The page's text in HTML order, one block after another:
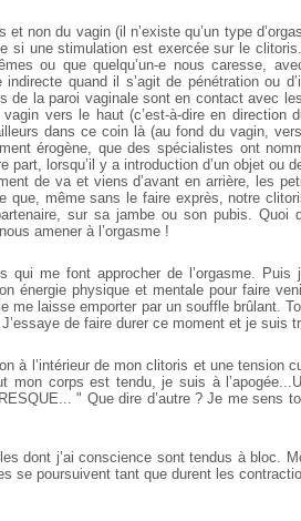
et non du vagin (il n’existe qu’un type
si une stimulation est exercée sur le
ou que quelqu’un-e nous caresse,
quand il s’agit de pénétration ou
de la paroi vaginale sont en contact avec
vagin vers le haut (c’est-à-dire en
dans ce coin là (au fond du vagin,
érogène, que des spécialistes ont
part, lorsqu’il y a introduction d’un objet ou
de va et viens d’avant en arrière, les
que, même sans le faire exprès, notre
sur sa jambe ou son pubis. Quoi
amener à l’orgasme !
qui me font approcher de l’orgasme.
énergie physique et mentale pour faire
me laisse emporter par un souffle brûlant.
de faire durer ce moment et je suis
à l’intérieur de mon clitoris et une tension
mon corps est tendu, je suis à
" Que dire d’autre ? Je me sens
dont j’ai conscience sont tendus à bloc.
se poursuivent tant que durent les